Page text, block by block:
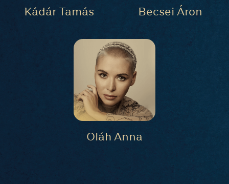
Kádár Tamás Becsei Áron
Oláh Anna